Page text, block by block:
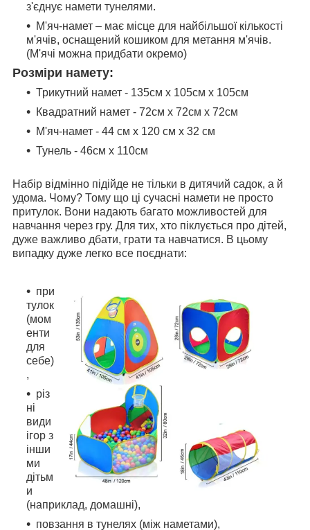
з'єднує намети тунелями.
М'яч-намет – має місце для найбільшої кількості
м'ячів, оснащений кошиком для метання м'ячів.
(М'ячі можна придбати окремо)
Розміри намету:
Трикутний намет - 135см х 105см х 105см
Квадратний намет - 72см х 72см х 72см
М'яч-намет - 44 см x 120 см x 32 см
Тунель - 46см х 110см
Набір відмінно підійде не тільки в дитячий садок, а й
удома. Чому? Тому що ці сучасні намети не просто
притулок. Вони надають багато можливостей для
навчання через гру. Для тих, хто піклується про дітей,
дуже важливо дбати, грати та навчатися. В цьому
випадку дуже легко все поєднати:
при
тулок
(мом
енти
для
себе)
,
різ
ні
види
ігор з
інши
ми
дітьм
и
(наприклад, домашні),
повзання в тунелях (між наметами),